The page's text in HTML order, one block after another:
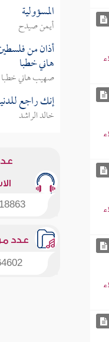
المسؤولية
أيمن صيدح
أذان من
هاني خطبا
صهيب هاني خطبا
إنك راجع
خالد الراشد
عدد